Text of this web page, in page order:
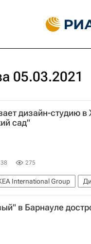
05.03.2021
дизайн-студию
сад"
275
International Group
в Барнауле